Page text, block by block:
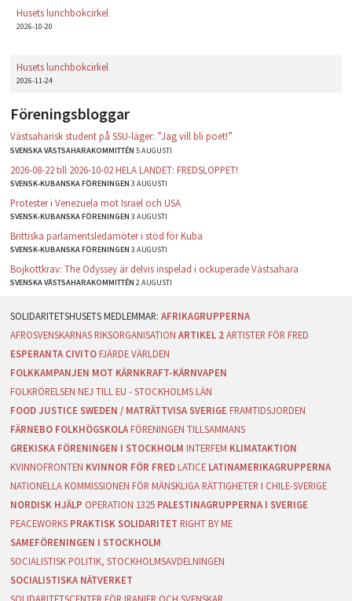
Husets lunchbokcirkel
2026-10-20
Husets lunchbokcirkel
2026-11-24
Föreningsbloggar
Västsaharisk student på SSU-läger: ”Jag vill bli poet!”
SVENSKA VÄSTSAHARAKOMMITTÉN5 AUGUSTI
2026-08-22 till 2026-10-02 HELA LANDET: FREDSLOPPET!
SVENSK-KUBANSKA FÖRENINGEN3 AUGUSTI
Protester i Venezuela mot Israel och USA
SVENSK-KUBANSKA FÖRENINGEN3 AUGUSTI
Brittiska parlamentsledamöter i stöd för Kuba
SVENSK-KUBANSKA FÖRENINGEN3 AUGUSTI
Bojkottkrav: The Odyssey är delvis inspelad i ockuperade Västsahara
SVENSKA VÄSTSAHARAKOMMITTÉN2 AUGUSTI
AFRIKAGRUPPERNA
AFROSVENSKARNAS RIKSORGANISATION ARTIKEL 2 ARTISTER FÖR FRED
ESPERANTA CIVITO FJÄRDE VÄRLDEN
FOLKKAMPANJEN MOT KÄRNKRAFT-KÄRNVAPEN
FOLKRÖRELSEN NEJ TILL EU - STOCKHOLMS LÄN
FOOD JUSTICE SWEDEN / MATRÄTTVISA SVERIGE FRAMTIDSJORDEN
FÄRNEBO FOLKHÖGSKOLA FÖRENINGEN TILLSAMMANS
GREKISKA FÖRENINGEN I STOCKHOLM INTERFEM KLIMATAKTION
KVINNOFRONTEN KVINNOR FÖR FRED LATICE LATINAMERIKAGRUPPERNA
NATIONELLA KOMMISSIONEN FÖR MÄNSKLIGA RÄTTIGHETER I CHILE-SVERIGE
NORDISK HJÄLP OPERATION 1325 PALESTINAGRUPPERNA I SVERIGE
PEACEWORKS PRAKTISK SOLIDARITET RIGHT BY ME
SAMEFÖRENINGEN I STOCKHOLM
SOCIALISTISK POLITIK, STOCKHOLMSAVDELNINGEN
SOCIALISTISKA NÄTVERKET